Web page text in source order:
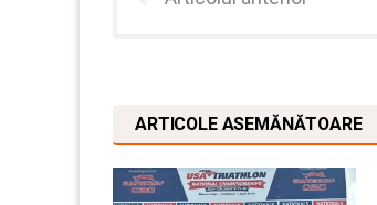
ARTICOLE ASEMĂNĂTOARE